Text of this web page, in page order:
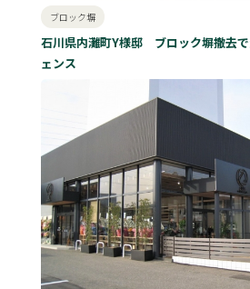
ブロック塀
石川県内灘町Y様邸 ブロック塀撤去
ェンス